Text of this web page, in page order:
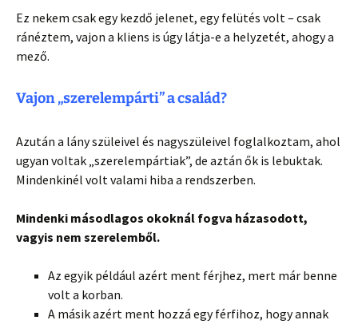
Ez nekem csak egy kezdő jelenet, egy felütés volt – csak
ránéztem, vajon a kliens is úgy látja-e a helyzetét, ahogy a
mező.
Vajon „szerelempárti” a család?
Azután a lány szüleivel és nagyszüleivel foglalkoztam, ahol
ugyan voltak „szerelempártiak”, de aztán ők is lebuktak.
Mindenkinél volt valami hiba a rendszerben.
Mindenki másodlagos okoknál fogva házasodott,
vagyis nem szerelemből.
Az egyik például azért ment férjhez, mert már benne
volt a korban.
A másik azért ment hozzá egy férfihoz, hogy annak